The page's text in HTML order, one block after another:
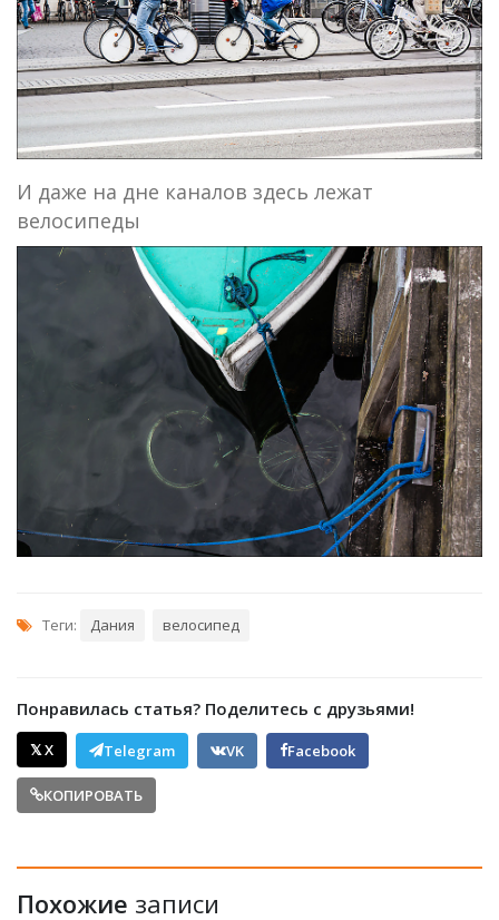
И даже на дне каналов здесь лежат
велосипеды
Теги: Дания велосипед
Понравилась статья? Поделитесь с друзьями!
𝕏 X Telegram VK Facebook
КОПИРОВАТЬ
Похожие записи